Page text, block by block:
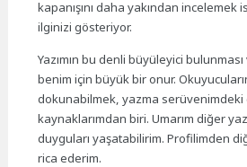
kapanışını daha yakından
ilginizi gösteriyor.
Yazımın bu denli büyüleyici
benim için büyük bir onur.
dokunabilmek, yazma
kaynaklarımdan biri. Umarım diğer
duyguları yaşatabilirim. Profilimden
rica ederim.